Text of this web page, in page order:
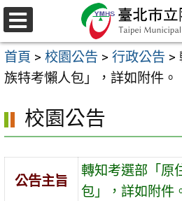
跳
至
主
要
容
區
選
單
首頁 > 校園公告 > 行政公告 >
族特考懶人包」，詳如附件。
校園公告
公告主旨
轉知考選部「原
包」，詳如附件